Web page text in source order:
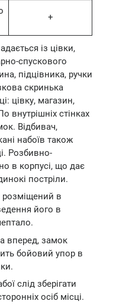
+
із цівки,
спускового
підцівника, ручки
скринька
цівку, магазин,
внутрішніх стінках
Відбивач,
набоїв також
Розбивно-
в корпусі, що дає
постріли.
розміщений в
його в
вперед, замок
бойовий упор в
слід зберігати
осіб місці.